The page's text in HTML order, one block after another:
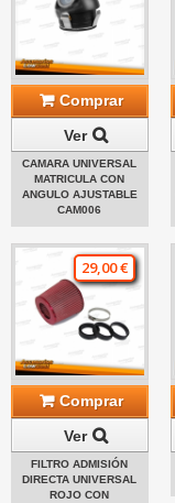
Comprar
Ver
CAMARA UNIVERSAL
MATRICULA CON
ANGULO AJUSTABLE
CAM006
29,00 €
Comprar
Ver
FILTRO ADMISIÓN
DIRECTA UNIVERSAL
ROJO CON